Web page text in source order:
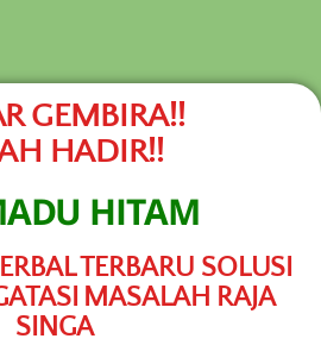
GEMBIRA!!
HADIR!!
HITAM
TERBARU SOLUSI
MASALAH RAJA
SINGA